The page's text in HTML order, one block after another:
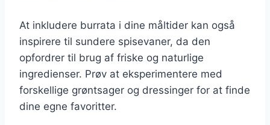
At inkludere burrata i dine måltider kan også
inspirere til sundere spisevaner, da den
opfordrer til brug af friske og naturlige
ingredienser. Prøv at eksperimentere med
forskellige grøntsager og dressinger for at finde
dine egne favoritter.